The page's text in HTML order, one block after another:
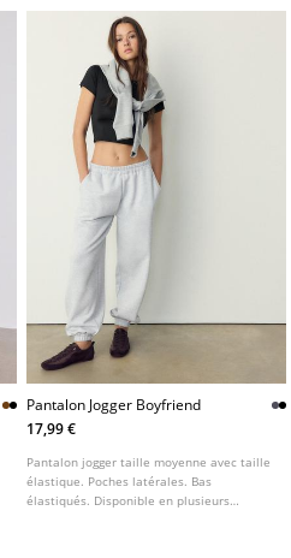
Pantalon Jogger Boyfriend
17,99 €
Pantalon jogger taille moyenne avec taille
élastique. Poches latérales. Bas
élastiqués. Disponible en plusieurs